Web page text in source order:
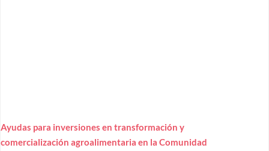
Ayudas para inversiones en transformación y
comercialización agroalimentaria en la Comunidad